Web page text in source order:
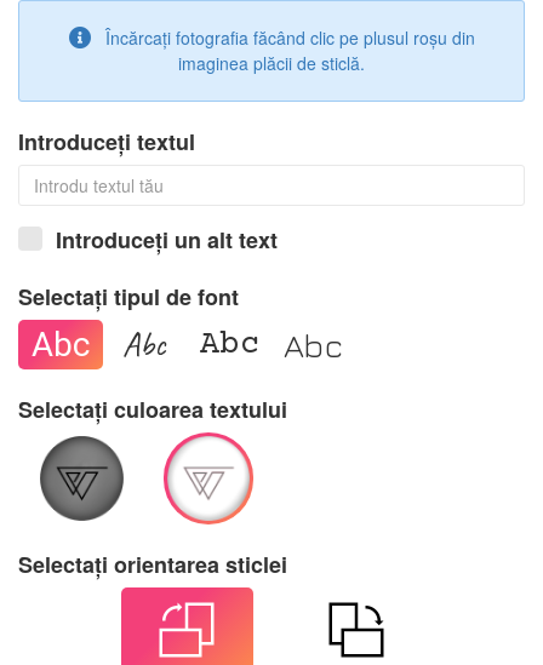
OK
Încărcați fotografia făcând clic pe plusul roșu din
imaginea plăcii de sticlă.
Introduceți textul
Introduceți un alt text
Selectați tipul de font
Abc Abc Abc Abc
Selectați culoarea textului
Selectați orientarea sticlei